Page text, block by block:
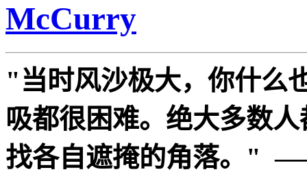
McCurry
"当时风沙极大，你什么
吸都很困难。绝大多数
找各自遮掩的角落。"